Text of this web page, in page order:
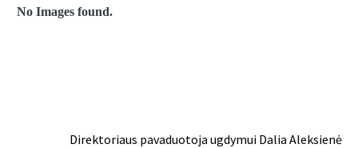
No Images found.
Direktoriaus pavaduotoja ugdymui Dalia Aleksienė